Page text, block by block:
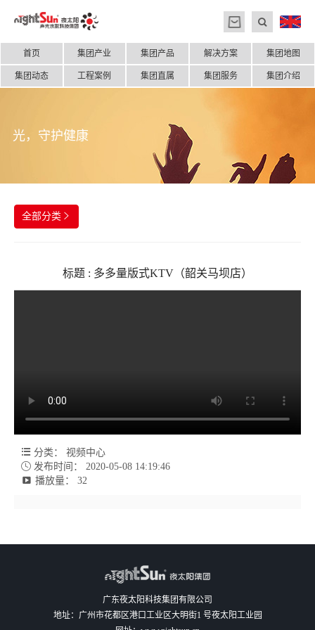
首页 集团产业 集团产品 解决方案 集团地图
集团动态 工程案例 集团直属 集团服务 集团介绍
光，守护健康
全部分类 
标题 : 多多量版式KTV（韶关马坝店）
 分类 ： 视频中心
 发布时间 ： 2020-05-08 14:19:46
 播放量： 32
广东夜太阳科技集团有限公司
地址：广州市花都区港口工业区大明街1 号夜太阳工业园